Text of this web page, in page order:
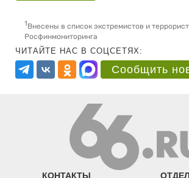
1Внесены в список экстремистов и
Росфинмониторинга
ЧИТАЙТЕ НАС В СОЦСЕТЯХ:
Сообщить
КОНТАКТЫ